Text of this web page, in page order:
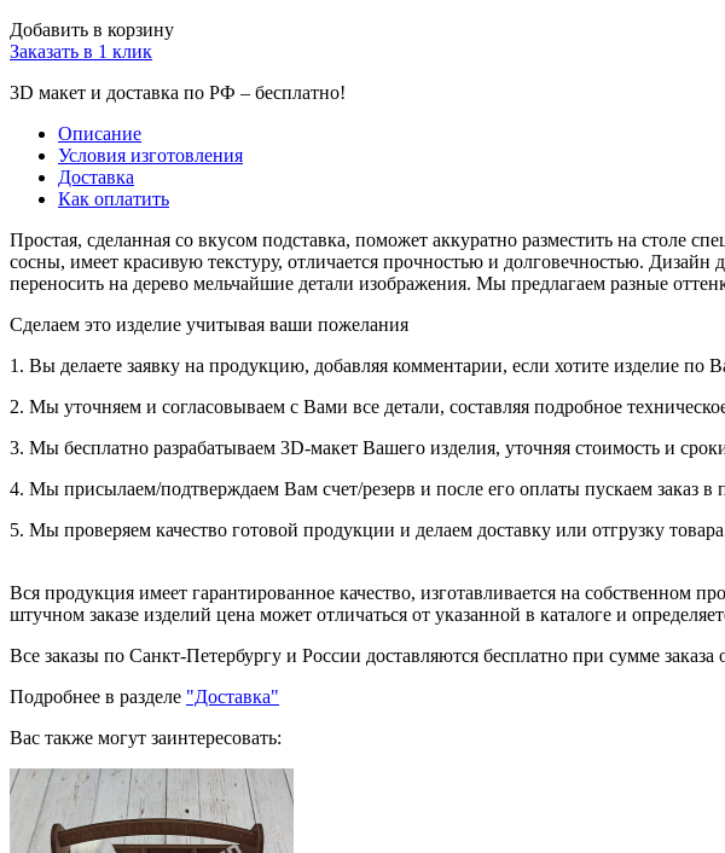
Добавить в корзину
Заказать в 1 клик
3D макет и доставка по РФ – бесплатно!
Описание
Условия изготовления
Доставка
Как оплатить
Простая, сделанная со вкусом подставка, поможет аккуратно разместить на столе
сосны, имеет красивую текстуру, отличается прочностью и долговечностью.
переносить на дерево мельчайшие детали изображения. Мы предлагаем разные
Сделаем это изделие учитывая ваши пожелания
1. Вы делаете заявку на продукцию, добавляя комментарии, если хотите изделие по
2. Мы уточняем и согласовываем с Вами все детали, составляя подробное
3. Мы бесплатно разрабатываем 3D-макет Вашего изделия, уточняя стоимость и
4. Мы присылаем/подтверждаем Вам счет/резерв и после его оплаты пускаем заказ в
5. Мы проверяем качество готовой продукции и делаем доставку или отгрузку
Вся продукция имеет гарантированное качество, изготавливается на собственном
штучном заказе изделий цена может отличаться от указанной в каталоге и
Все заказы по Санкт-Петербургу и России доставляются бесплатно при сумме
Подробнее в разделе "Доставка"
Вас также могут заинтересовать: